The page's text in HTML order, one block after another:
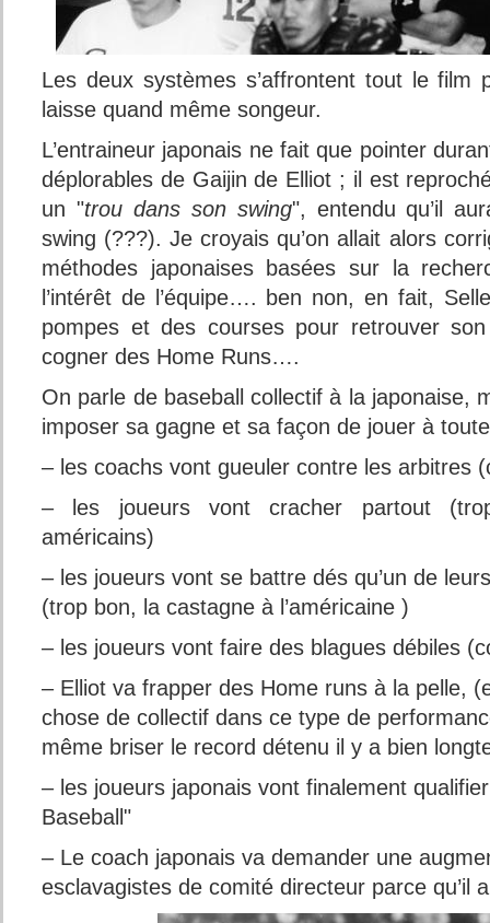
Les deux systèmes s’affrontent tout le film
laisse quand même songeur.
L’entraineur japonais ne fait que pointer
déplorables de Gaijin de Elliot ; il est
un "trou dans son swing", entendu qu’il
swing (???). Je croyais qu’on allait alors
méthodes japonaises basées sur la
l’intérêt de l’équipe…. ben non, en fait,
pompes et des courses pour retrouver
cogner des Home Runs….
On parle de baseball collectif à la japonaise,
imposer sa gagne et sa façon de jouer à toute
– les coachs vont gueuler contre les arbitres
– les joueurs vont cracher partout
américains)
– les joueurs vont se battre dés qu’un de
(trop bon, la castagne à l’américaine )
– les joueurs vont faire des blagues débiles
– Elliot va frapper des Home runs à la pelle,
chose de collectif dans ce type de
même briser le record détenu il y a bien
– les joueurs japonais vont finalement
Baseball"
– Le coach japonais va demander une
esclavagistes de comité directeur parce qu’il